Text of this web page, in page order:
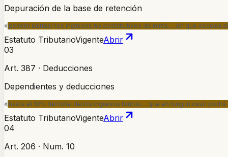
Depuración de la base de retención
« podrán detraer los ingresos no constitutivos de renta… sin que exceda
Estatuto TributarioVigenteAbrir
03
Art. 387 · Deducciones
Dependientes y deducciones
« hasta el 10% del total de los ingresos brutos… que en ningún caso
Estatuto TributarioVigenteAbrir
04
Art. 206 · Num. 10